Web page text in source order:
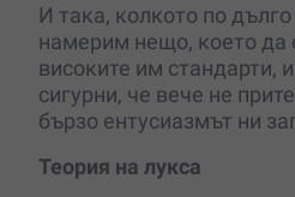
И така, колкото по
намерим нещо, което да
високите им стандарти,
сигурни, че вече не
бързо ентусиазмът ни
Теория на лукса